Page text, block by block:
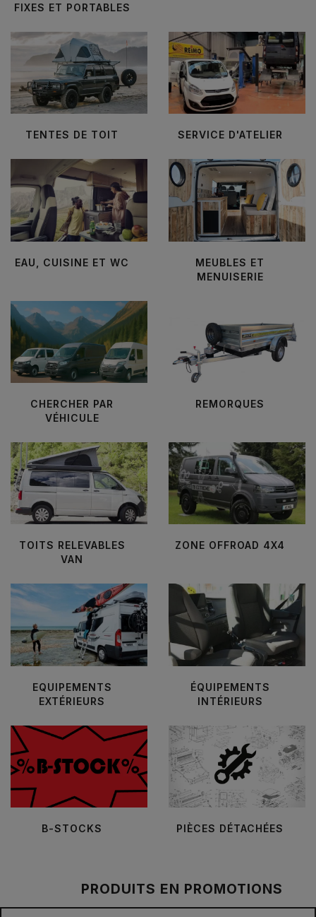
FIXES ET PORTABLES
TENTES DE TOIT SERVICE D'ATELIER
EAU, CUISINE ET WC
MEUBLES ET
MENUISERIE
CHERCHER PAR
VÉHICULE
REMORQUES
TOITS RELEVABLES
VAN
ZONE OFFROAD 4X4
EQUIPEMENTS
EXTÉRIEURS
ÉQUIPEMENTS
INTÉRIEURS
B-STOCKS PIÈCES DÉTACHÉES
PRODUITS EN PROMOTIONS